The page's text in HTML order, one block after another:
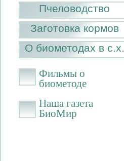
Пчеловодство
Заготовка кормов
О биометодах в с.х.
Фильмы о
биометоде
Наша газета
БиоМир